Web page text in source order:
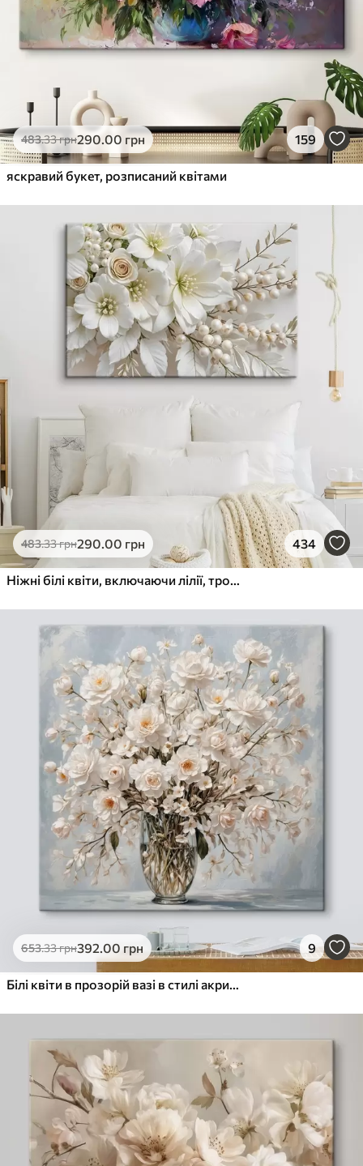
483.33грн290.00 грн 159
яскравий букет, розписаний квітами
483.33грн290.00 грн 434
Ніжні білі квіти, включаючи лілії, троянди та інші квіти з м'якими, оксамитовими пелюстками
653.33грн392.00 грн 9
Білі квіти в прозорій вазі в стилі акрилового живопису